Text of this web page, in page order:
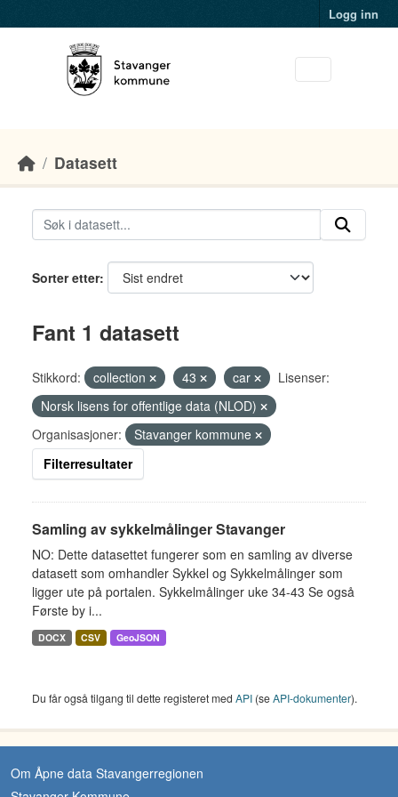
Logg inn
Datasett
Sorter etter
Fant 1 datasett
Stikkord: collection 43 car
Lisenser:
Norsk lisens for offentlige data (NLOD)
Organisasjoner:
Stavanger kommune
Filterresultater
Samling av sykkelmålinger Stavanger
NO: Dette datasettet fungerer som en samling av diverse
datasett som omhandler Sykkel og Sykkelmålinger som
ligger ute på portalen. Sykkelmålinger uke 34-43 Se også
Første by i...
DOCX CSV GeoJSON
Du får også tilgang til dette registeret med API (seAPI-dokumenter).
Om Åpne data Stavangerregionen